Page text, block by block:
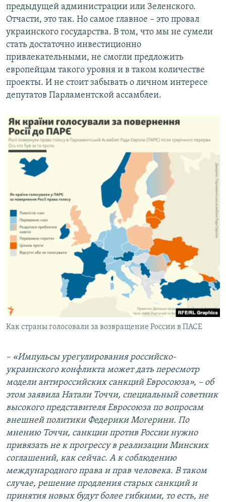
предыдущей администрации или Зеленского.
Отчасти, это так. Но самое главное – это провал
украинского государства. В том, что мы не сумели
стать достаточно инвестиционно
привлекательными, не смогли предложить
европейцам такого уровня и в таком количестве
проекты. И не стоит забывать о личном интересе
депутатов Парламентской ассамблеи.
Как страны голосовали за возвращение России в ПАСЕ
– «Импульсы урегулирования российско-
украинского конфликта может дать пересмотр
модели антироссийских санкций Евросоюза», – об
этом заявила Натали Точчи, специальный советник
высокого представителя Евросоюза по вопросам
внешней политики Федерики Могерини. По
мнению Точчи, санкции против России нужно
привязать не к прогрессу в реализации Минских
соглашений, как сейчас. А к соблюдению
международного права и прав человека. В таком
случае, решение продления старых санкций и
принятия новых будут более гибкими, то есть, не